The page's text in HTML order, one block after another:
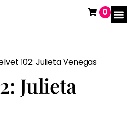
0
102: Julieta Venegas
Julieta